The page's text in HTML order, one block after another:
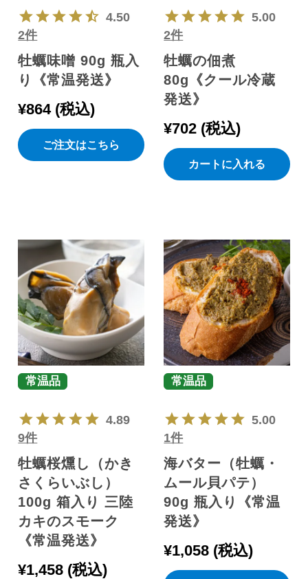
4.50
2件
牡蠣味噌 90g 瓶入
り《常温発送》
¥864 税込
ご注文はこちら
5.00
2件
牡蠣の佃煮
80g《クール冷蔵
発送》
¥702 税込
カートに入れる
常温品
4.89
9件
牡蠣桜燻し（かき
さくらいぶし）
100g 箱入り 三陸
カキのスモーク
《常温発送》
¥1,458 税込
常温品
5.00
1件
海バター（牡蠣・
ムール貝パテ）
90g 瓶入り《常温
発送》
¥1,058 税込